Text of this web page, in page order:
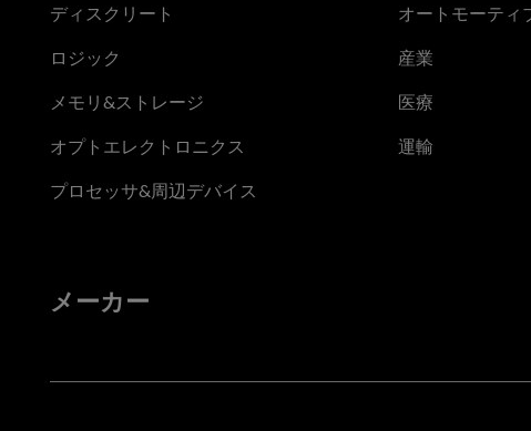
ディスクリート
ロジック
メモリ&ストレージ
オプトエレクトロニクス
プロセッサ&周辺デバイス
オートモーティ
産業
医療
運輸
メーカー